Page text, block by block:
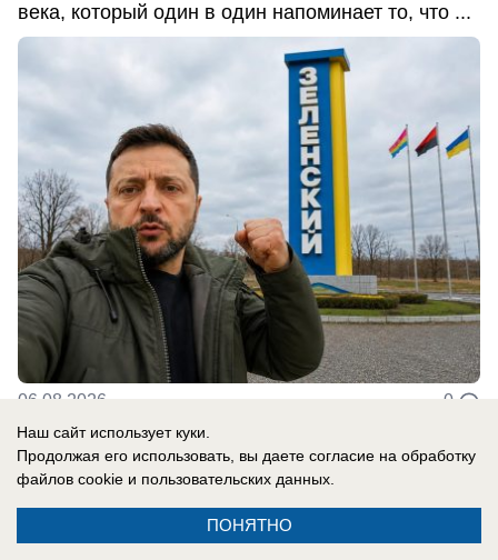
века, который один в один напоминает то, что ...
06.08.2026 0
В России
Ракетчики из КНДР готовы ударить по
Киеву: Запад паникует из-за российско-
Наш сайт использует куки.
Продолжая его использовать, вы даете согласие на обработку
файлов cookie и пользовательских данных.
ПОНЯТНО